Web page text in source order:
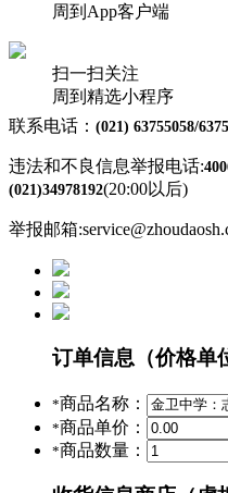
周到App客户端
扫一扫关注
周到精选小程序
联系电话： (021) 63755058/
违法和不良信息举报电话:
(021)34978192(20:00以后)
举报邮箱
订单信息 （价格单
*商品名称：
*商品单价：
*商品数量：